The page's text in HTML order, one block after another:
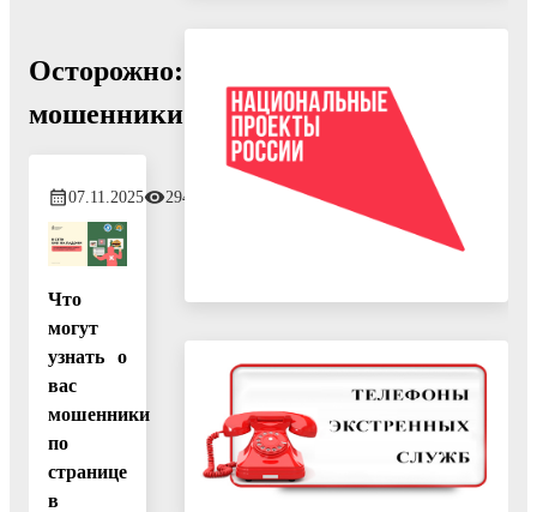
Осторожно:
мошенники!
07.11.2025 294
Что
могут
узнать о
вас
мошенники
по
странице
в